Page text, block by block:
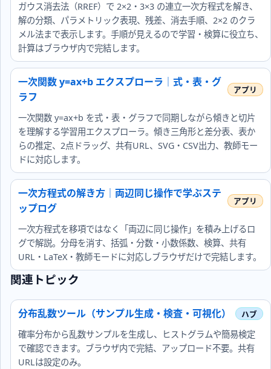
ガウス消去法（RREF）で 2×2・3×3 の連立一次方程式を解き、
解の分類、パラメトリック表現、残差、消去手順、2×2 のクラ
メル法まで表示します。手順が見えるので学習・検算に役立ち、
計算はブラウザ内で完結します。
一次関数 y=ax+b エクスプローラ｜式・表・グ
ラフ
一次関数 y=ax+b を式・表・グラフで同期しながら傾きと切片
を理解する学習用エクスプローラ。傾き三角形と差分表、表か
らの推定、2点ドラッグ、共有URL、SVG・CSV出力、教師モー
ドに対応します。
一次方程式の解き方｜両辺同じ操作で学ぶステ
ップログ
一次方程式を移項ではなく「両辺に同じ操作」を積み上げるロ
グで解説。分母を消す、括弧・分数・小数係数、検算、共有
URL・LaTeX・教師モードに対応しブラウザだけで完結します。
関連トピック
分布乱数ツール（サンプル生成・検査・可視化）
確率分布から乱数サンプルを生成し、ヒストグラムや簡易検定
で確認できます。ブラウザ内で完結、アップロード不要。共有
URLは設定のみ。